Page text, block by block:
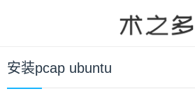
安装pcap ubuntu